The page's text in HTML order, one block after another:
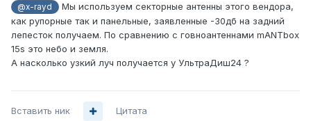
@x-rayd
Мы используем секторные антенны этого вендора,
как рупорные так и панельные, заявленные -30дб на задний
лепесток получаем. По сравнению с говноантеннами mANTbox
15s это небо и земля.
А насколько узкий луч получается у УльтраДиш24 ?
Вставить ник Цитата